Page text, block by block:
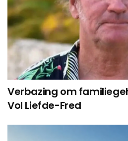
Verbazing om
Vol Liefde-Fred